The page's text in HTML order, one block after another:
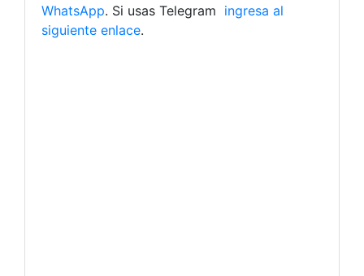
WhatsApp. Si usas Telegram ingresa al
siguiente enlace.